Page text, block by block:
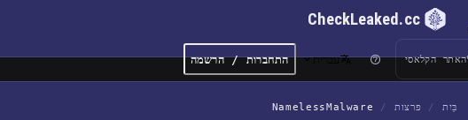
CheckLeaked.cc
האתר הקלאסי עברית התחברות / הרשמה
בַּיִת / פרצות /
NamelessMalware